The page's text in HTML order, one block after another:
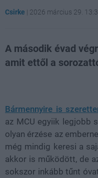
Csirke | 2026 március 29.
A második évad
amit ettől a
Bármennyire is
az MCU egyiik legjobb
olyan érzése az
még mindig keresi a
akkor is működött, de
sokszor inkább tűnt